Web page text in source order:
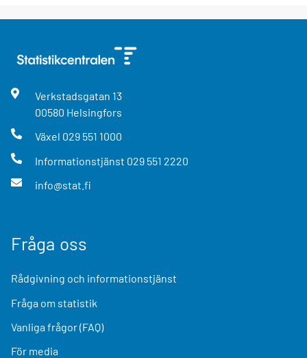
Verkstadsgatan 13
00580 Helsingfors
Växel 029 551 1000
Informationstjänst 029 551 2220
info@stat.fi
Fråga oss
Rådgivning och informationstjänst
Fråga om statistik
Vanliga frågor (FAQ)
För media